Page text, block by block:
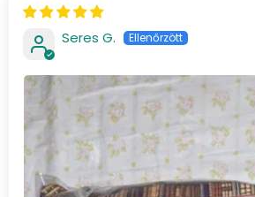
Seres G.